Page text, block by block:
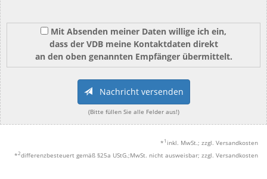
Mit Absenden meiner Daten willige ich ein,
dass der VDB meine Kontaktdaten direkt
an den oben genannten Empfänger übermittelt.
Nachricht versenden
(Bitte füllen Sie alle Felder aus!)
* 1 inkl. MwSt.; zzgl. Versandkosten
*2differenzbesteuert gemäß §25a UStG.;MwSt. nicht ausweisbar; zzgl. Versandkosten